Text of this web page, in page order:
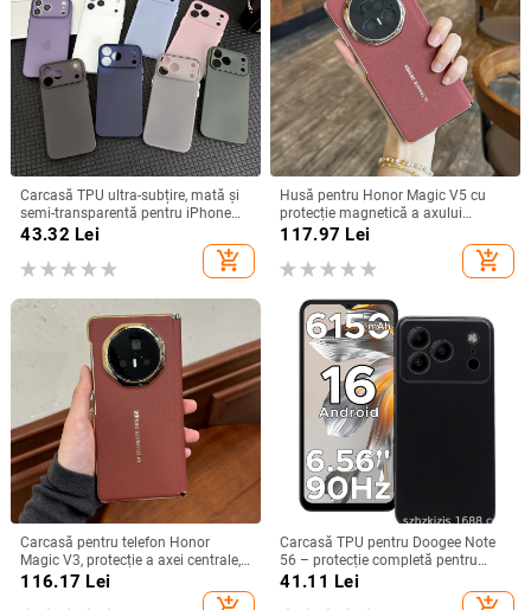
Carcasă TPU ultra-subțire, mată și
semi-transparentă pentru iPhone
11/12/14/15/16/17 Pro Max,
protecție împotriva căderilor, anti-
amprente
43.32 Lei
add_shopping_cart
Husă pentru Honor Magic V5 cu
protecție magnetică a axului
central, acoperire completă a
electroplacare, protecție anti-cădere
117.97 Lei
add_shopping_cart
Carcasă pentru telefon Honor
Magic V3, protecție a axei centrale,
noul model Magic V5, husă ușoară
116.17 Lei
Carcasă TPU pentru Doogee Note
56 – protecție completă pentru
Note 56, Plus și Pro, realizată
41.11 Lei